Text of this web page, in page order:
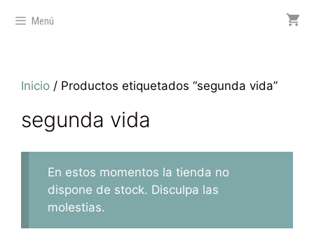
Menú
Inicio / Productos etiquetados “segunda vida”
segunda vida
En estos momentos la tienda no
dispone de stock. Disculpa las
molestias.